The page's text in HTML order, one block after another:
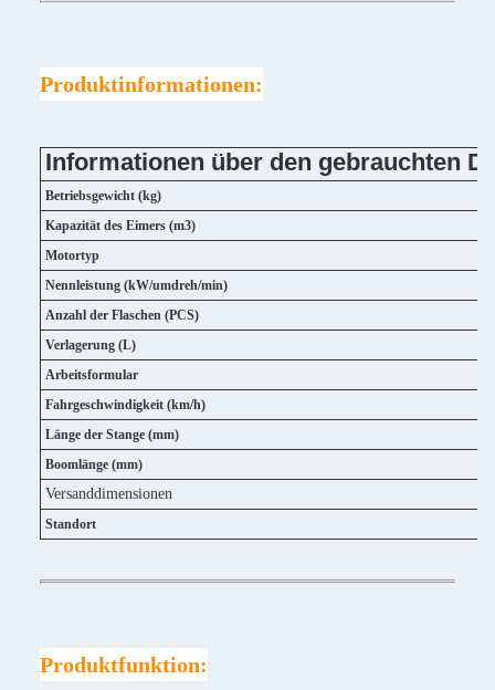
Produktinformationen:
Informationen über den gebrauchten
Betriebsgewicht (kg)
Kapazität des Eimers (m3)
Motortyp
Nennleistung (kW/umdreh/min)
Anzahl der Flaschen (PCS)
Verlagerung (L)
Arbeitsformular
Fahrgeschwindigkeit (km/h)
Länge der Stange (mm)
Boomlänge (mm)
Versanddimensionen
Standort
Produktfunktion: